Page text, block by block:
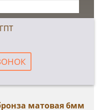
матовая 6мм